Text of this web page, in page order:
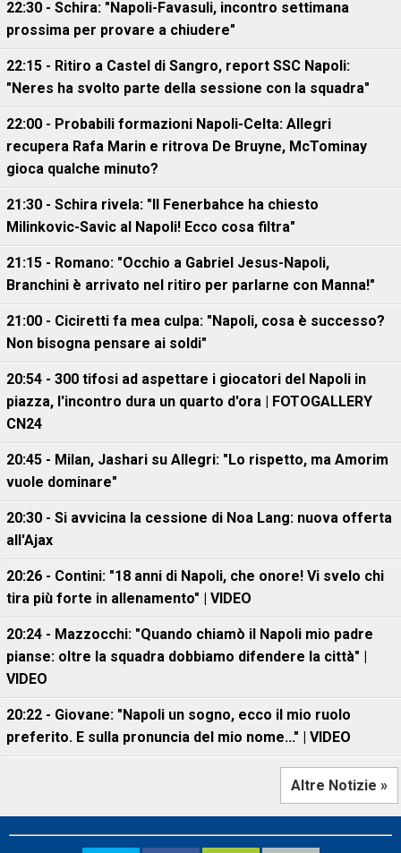
22:30 - Schira: "Napoli-Favasuli, incontro settimana
prossima per provare a chiudere"
22:15 - Ritiro a Castel di Sangro, report SSC Napoli:
"Neres ha svolto parte della sessione con la squadra"
22:00 - Probabili formazioni Napoli-Celta: Allegri
recupera Rafa Marin e ritrova De Bruyne, McTominay
gioca qualche minuto?
21:30 - Schira rivela: "Il Fenerbahce ha chiesto
Milinkovic-Savic al Napoli! Ecco cosa filtra"
21:15 - Romano: "Occhio a Gabriel Jesus-Napoli,
Branchini è arrivato nel ritiro per parlarne con Manna!"
21:00 - Ciciretti fa mea culpa: "Napoli, cosa è successo?
Non bisogna pensare ai soldi"
20:54 - 300 tifosi ad aspettare i giocatori del Napoli in
piazza, l'incontro dura un quarto d'ora | FOTOGALLERY
CN24
20:45 - Milan, Jashari su Allegri: "Lo rispetto, ma Amorim
vuole dominare"
20:30 - Si avvicina la cessione di Noa Lang: nuova offerta
all'Ajax
20:26 - Contini: "18 anni di Napoli, che onore! Vi svelo chi
tira più forte in allenamento" | VIDEO
20:24 - Mazzocchi: "Quando chiamò il Napoli mio padre
pianse: oltre la squadra dobbiamo difendere la città" |
VIDEO
20:22 - Giovane: "Napoli un sogno, ecco il mio ruolo
preferito. E sulla pronuncia del mio nome..." | VIDEO
Altre Notizie »